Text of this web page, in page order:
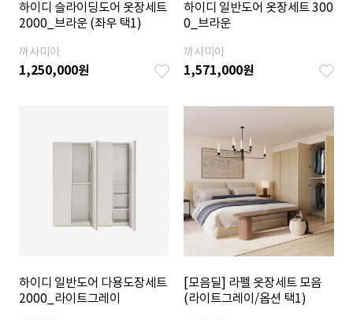
하이디 슬라이딩도어 옷장세트
2000_브라운 (좌우 택1)
까사미아
1,250,000원
하이디 일반도어 옷장세트 300
0_브라운
까사미아
1,571,000원
하이디 일반도어 다용도장세트
2000_라이트그레이
[모음딜] 라펠 옷장세트 모음
(라이트그레이/옵션 택1)